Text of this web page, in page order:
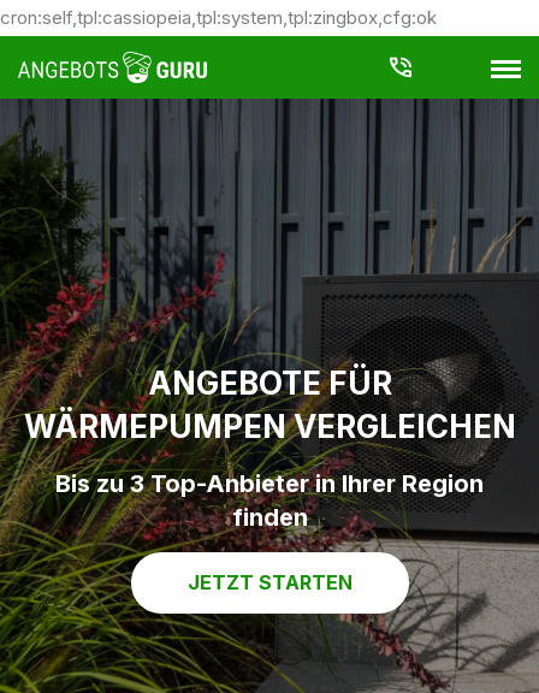
cron:self,tpl:cassiopeia,tpl:system,tpl:zingbox,cfg:ok
ANGEBOTE FÜR
WÄRMEPUMPEN VERGLEICHEN
Bis zu 3 Top-Anbieter in Ihrer Region
finden
JETZT STARTEN